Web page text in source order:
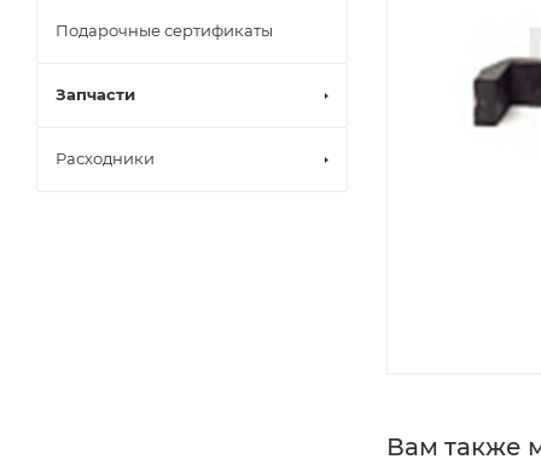
Вам также
Подарочные сертификаты
Запчасти
Расходники